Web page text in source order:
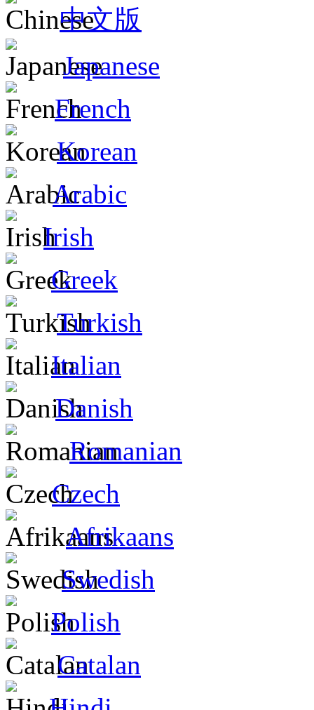
中文版
Japanese
French
Korean
Arabic
Irish
Greek
Turkish
Italian
Danish
Romanian
Czech
Afrikaans
Swedish
Polish
Catalan